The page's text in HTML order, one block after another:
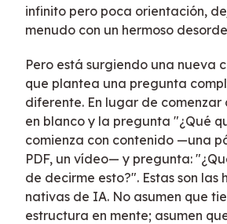
infinito pero poca orientación,
menudo con un hermoso
Pero está surgiendo una nueva
que plantea una pregunta
diferente. En lugar de comenzar
en blanco y la pregunta "¿Qué
comienza con contenido —una
PDF, un vídeo— y pregunta:
de decirme esto?". Estas son las
nativas de IA. No asumen que
estructura en mente; asumen